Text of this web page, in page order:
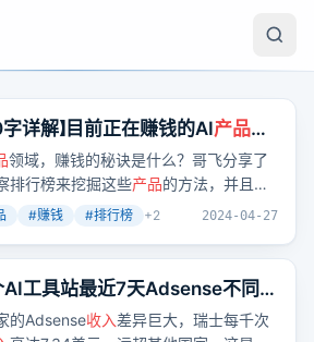
字详解】目前正在赚钱的AI产品观
领域，赚钱的秘诀是什么？哥飞分享了
排行榜来挖掘这些产品的方法，并且分
的流量来源和月收入 。
#赚钱 #排行榜 +2 2024-04-27
AI工具站最近7天Adsense不同国
数据分析对比告诉你为什么要出
的Adsense收入差异巨大，瑞士每千次